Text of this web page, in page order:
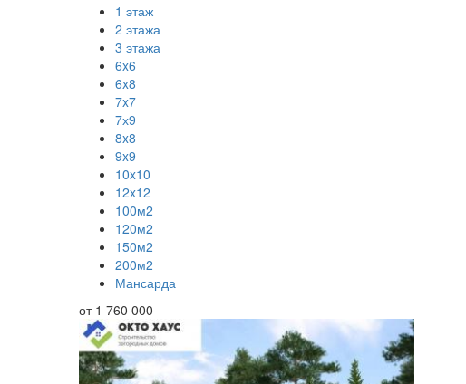
1 этаж
2 этажа
3 этажа
6x6
6x8
7x7
7х9
8x8
9x9
10x10
12x12
100м2
120м2
150м2
200м2
Мансарда
от 1 760 000